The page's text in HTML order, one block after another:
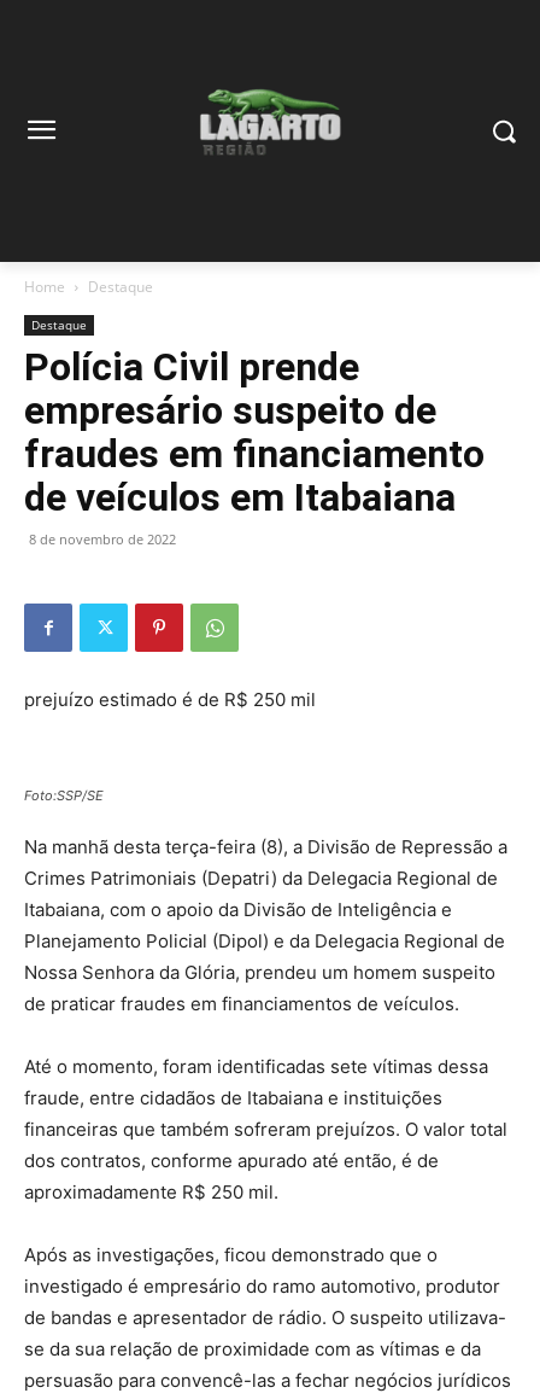
Home Destaque
Destaque
Polícia Civil prende
empresário suspeito de
fraudes em financiamento
de veículos em Itabaiana
8 de novembro de 2022
prejuízo estimado é de R$ 250 mil
Foto:SSP/SE
Na manhã desta terça-feira (8), a Divisão de Repressão a
Crimes Patrimoniais (Depatri) da Delegacia Regional de
Itabaiana, com o apoio da Divisão de Inteligência e
Planejamento Policial (Dipol) e da Delegacia Regional de
Nossa Senhora da Glória, prendeu um homem suspeito
de praticar fraudes em financiamentos de veículos.
Até o momento, foram identificadas sete vítimas dessa
fraude, entre cidadãos de Itabaiana e instituições
financeiras que também sofreram prejuízos. O valor total
dos contratos, conforme apurado até então, é de
aproximadamente R$ 250 mil.
Após as investigações, ficou demonstrado que o
investigado é empresário do ramo automotivo, produtor
de bandas e apresentador de rádio. O suspeito utilizava-
se da sua relação de proximidade com as vítimas e da
persuasão para convencê-las a fechar negócios jurídicos